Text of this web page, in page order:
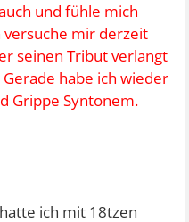
und fühle mich
versuche mir derzeit
seinen Tribut verlangt
habe ich wieder
Grippe Syntonem.
ich mit 18tzen